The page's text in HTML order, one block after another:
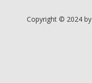
Copyright © 2024 by